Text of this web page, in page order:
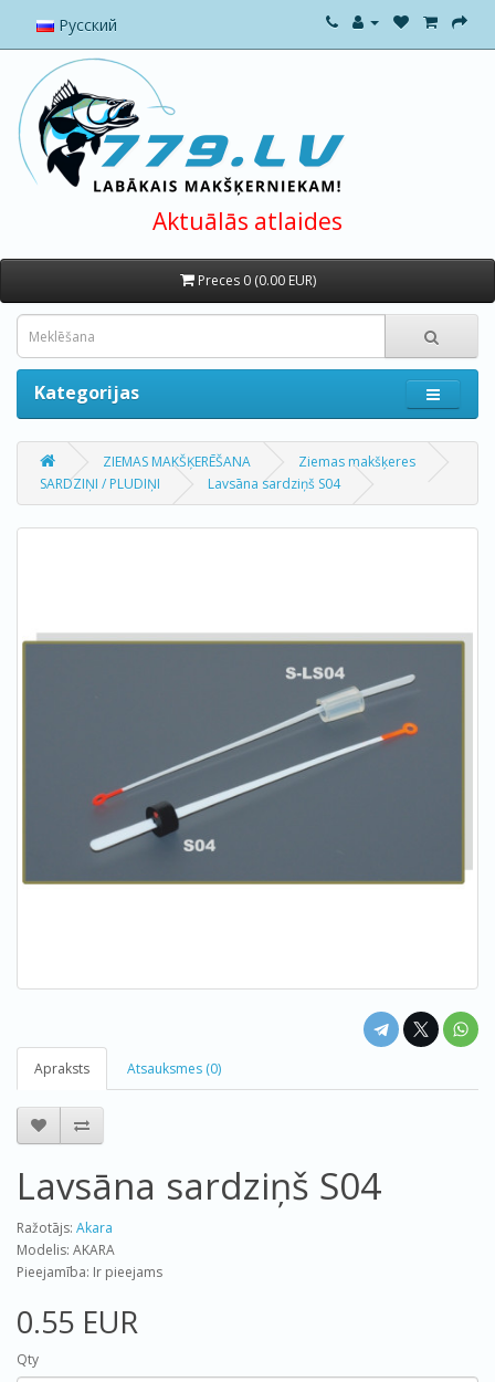
Русский
Aktuālās atlaides
Preces 0 (0.00 EUR)
Kategorijas
ZIEMAS MAKŠĶERĒŠANA
Ziemas makšķeres
SARDZIŅI / PLUDIŅI
Lavsāna sardziņš S04
Apraksts Atsauksmes (0)
Lavsāna sardziņš S04
Ražotājs: Akara
Modelis: AKARA
Pieejamība: Ir pieejams
0.55 EUR
Qty